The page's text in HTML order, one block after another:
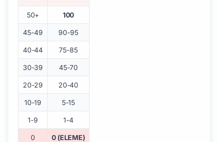
50+ 100
45-49 90-95
40-44 75-85
30-39 45-70
20-29 20-40
10-19 5-15
1-9 1-4
0 0 (ELEME)